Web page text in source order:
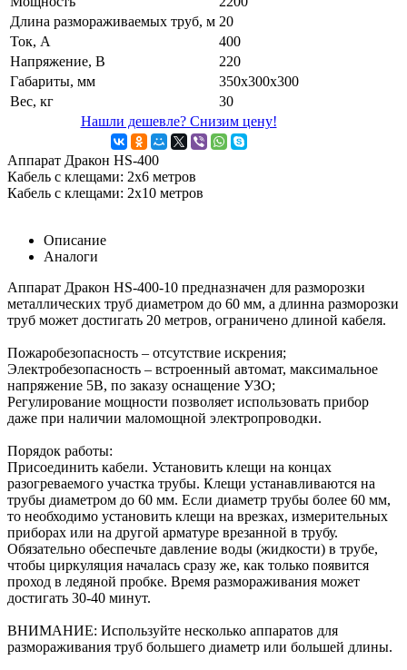
Длина размораживаемых труб, м 20
Ток, А
400
Напряжение, В
220
Габариты, мм
350х300х300
Вес, кг
30
Нашли дешевле? Снизим цену!
Аппарат Дракон HS-400
Кабель с клещами: 2x6 метров
Кабель с клещами: 2x10 метров
Описание
Аналоги
Аппарат Дракон HS-400-10 предназначен для разморозки
металлических труб диаметром до 60 мм, а длинна разморозки
труб может достигать 20 метров, ограничено длиной кабеля.
Пожаробезопасность – отсутствие искрения;
Электробезопасность – встроенный автомат, максимальное
напряжение 5В, по заказу оснащение УЗО;
Регулирование мощности позволяет использовать прибор
даже при наличии маломощной электропроводки.
Порядок работы:
Присоединить кабели. Установить клещи на концах
разогреваемого участка трубы. Клещи устанавливаются на
трубы диаметром до 60 мм. Если диаметр трубы более 60 мм,
то необходимо установить клещи на врезках, измерительных
приборах или на другой арматуре врезанной в трубу.
Обязательно обеспечьте давление воды (жидкости) в трубе,
чтобы циркуляция началась сразу же, как только появится
проход в ледяной пробке. Время размораживания может
достигать 30-40 минут.
ВНИМАНИЕ: Используйте несколько аппаратов для
размораживания труб большего диаметр или большей длины.